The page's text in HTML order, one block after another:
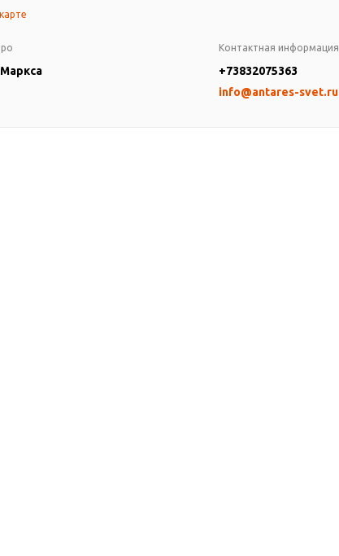
Контактная информация
+73832075363
info@antares-svet.ru